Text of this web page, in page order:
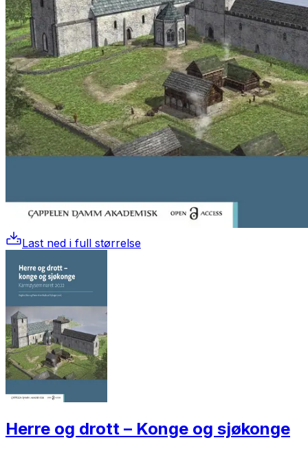
Last ned i full størrelse
Herre og drott – Konge og sjøkonge